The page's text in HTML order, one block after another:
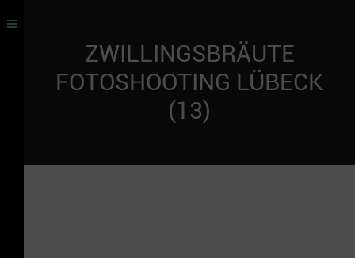
ZWILLINGSBRÄUTE
FOTOSHOOTING LÜBECK
(13)